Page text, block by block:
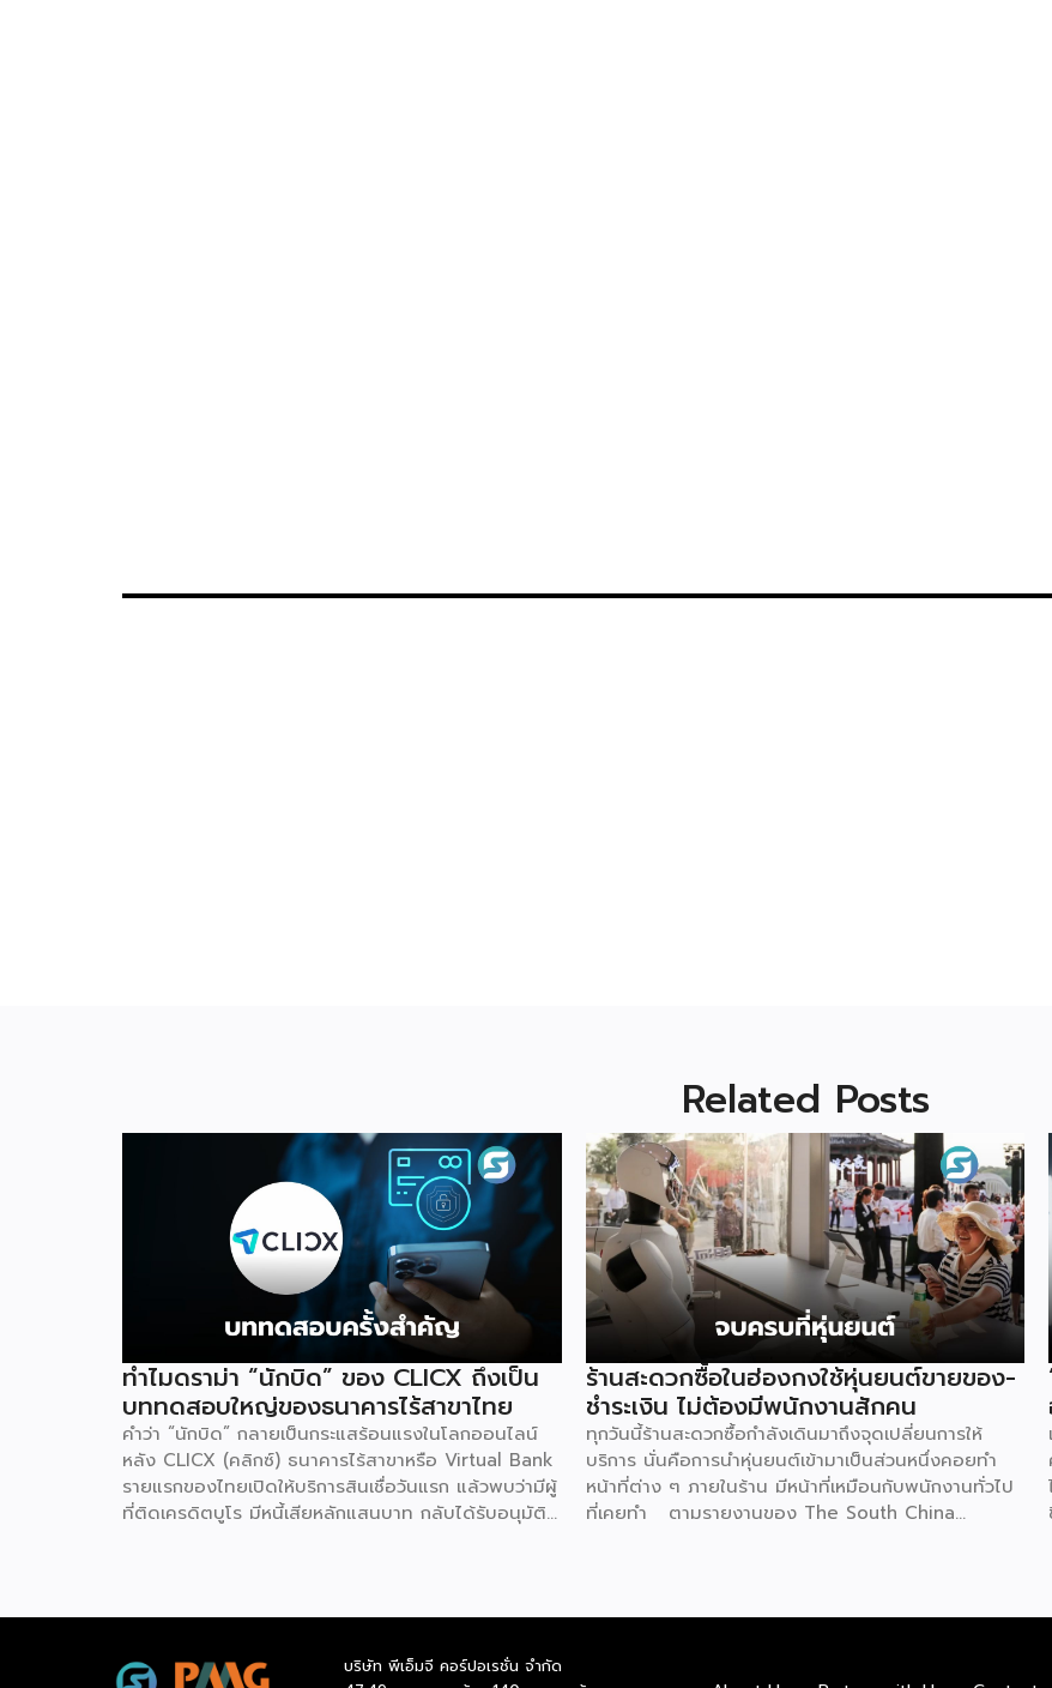
Related Posts
ทำไมดราม่า “นักบิด” ของ CLICX ถึงเป็น
บททดสอบใหญ่ของธนาคารไร้สาขาไทย
คำว่า “นักบิด” กลายเป็นกระแสร้อนแรงในโลกออนไลน์
หลัง CLICX (คลิกซ์) ธนาคารไร้สาขาหรือ Virtual Bank
รายแรกของไทยเปิดให้บริการสินเชื่อวันแรก แล้วพบว่ามีผู้
ที่ติดเครดิตบูโร มีหนี้เสียหลักแสนบาท กลับได้รับอนุมัติ
ดราม่าบนโลกออนไลน์เท่านั้น แต่เป็นกรณีศึกษาที่สะท้อน
การเงินไทย นั่นคือ Virtual Bank ซึ่งผู้ประกอบการ SME
ร้านสะดวกซื้อในฮ่องกงใช้หุ่นยนต์ขายของ-
ชำระเงิน ไม่ต้องมีพนักงานสักคน
ทุกวันนี้ร้านสะดวกซื้อกำลังเดินมาถึงจุดเปลี่ยนการให้
บริการ นั่นคือการนำหุ่นยนต์เข้ามาเป็นส่วนหนึ่งคอยทำ
หน้าที่ต่าง ๆ ภายในร้าน มีหน้าที่เหมือนกับพนักงานทั่วไป
ที่เคยทำ ตามรายงานของ The South China
ผู้ควบคุมทุกอย่าง ซึ่งร้านแห่งนี้ตั้งอยู่ริมน้ำหงฮอม เปิด
บริษัท พีเอ็มจี คอร์ปอเรชั่น จำกัด